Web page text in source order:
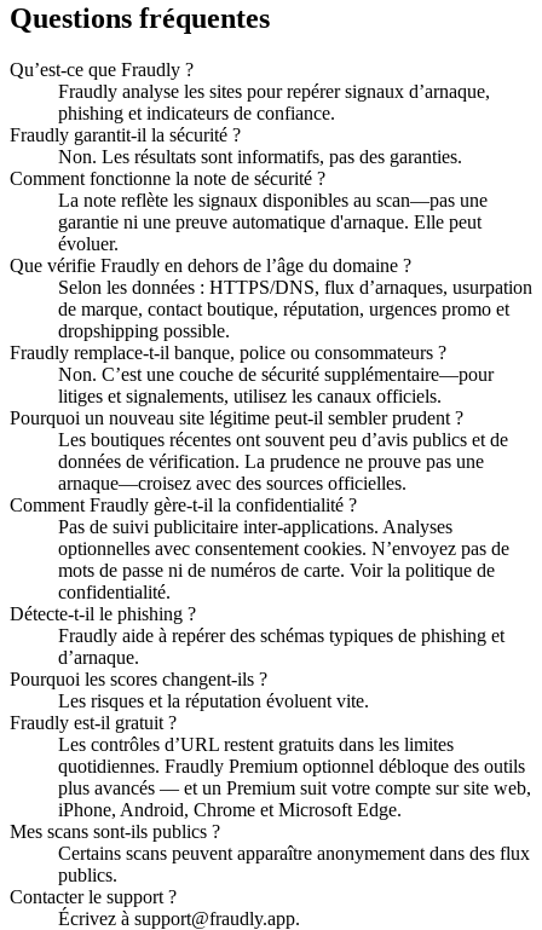
Questions fréquentes
Qu’est-ce que Fraudly ?
Fraudly analyse les sites pour repérer signaux d’arnaque,
phishing et indicateurs de confiance.
Fraudly garantit-il la sécurité ?
Non. Les résultats sont informatifs, pas des garanties.
Comment fonctionne la note de sécurité ?
La note reflète les signaux disponibles au scan—pas une
garantie ni une preuve automatique d'arnaque. Elle peut
évoluer.
Que vérifie Fraudly en dehors de l’âge du domaine ?
Selon les données : HTTPS/DNS, flux d’arnaques, usurpation
de marque, contact boutique, réputation, urgences promo et
dropshipping possible.
Fraudly remplace-t-il banque, police ou consommateurs ?
Non. C’est une couche de sécurité supplémentaire—pour
litiges et signalements, utilisez les canaux officiels.
Pourquoi un nouveau site légitime peut-il sembler prudent ?
Les boutiques récentes ont souvent peu d’avis publics et de
données de vérification. La prudence ne prouve pas une
arnaque—croisez avec des sources officielles.
Comment Fraudly gère-t-il la confidentialité ?
Pas de suivi publicitaire inter-applications. Analyses
optionnelles avec consentement cookies. N’envoyez pas de
mots de passe ni de numéros de carte. Voir la politique de
confidentialité.
Détecte-t-il le phishing ?
Fraudly aide à repérer des schémas typiques de phishing et
d’arnaque.
Pourquoi les scores changent-ils ?
Les risques et la réputation évoluent vite.
Fraudly est-il gratuit ?
Les contrôles d’URL restent gratuits dans les limites
quotidiennes. Fraudly Premium optionnel débloque des outils
plus avancés — et un Premium suit votre compte sur site web,
iPhone, Android, Chrome et Microsoft Edge.
Mes scans sont-ils publics ?
Certains scans peuvent apparaître anonymement dans des flux
publics.
Contacter le support ?
Écrivez à support@fraudly.app.